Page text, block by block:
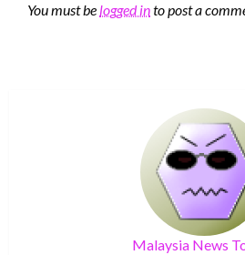
You must be logged into post a
Malaysia News